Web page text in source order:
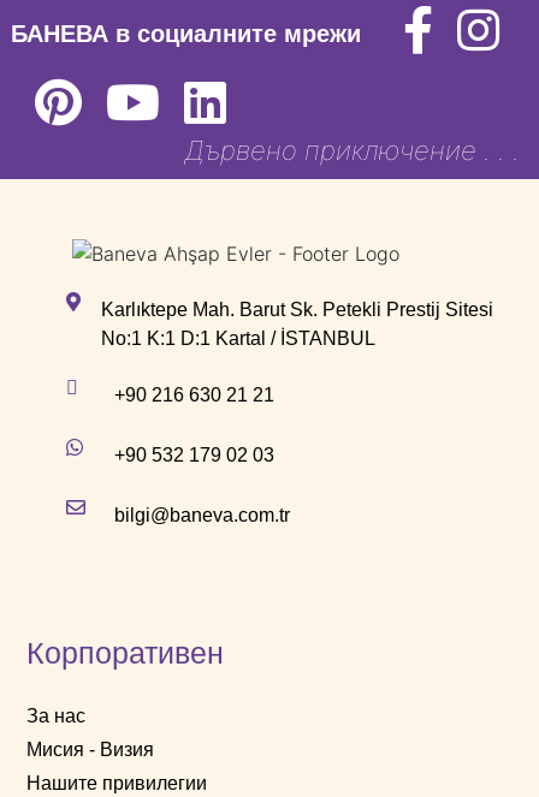
БАНЕВА в социалните мрежи
Дървено приключение . . .
Karlıktepe Mah. Barut Sk. Petekli Prestij Sitesi
No:1 K:1 D:1 Kartal / İSTANBUL
+90 216 630 21 21
+90 532 179 02 03
bilgi@baneva.com.tr
Корпоративен
За нас
Мисия - Визия
Нашите привилегии